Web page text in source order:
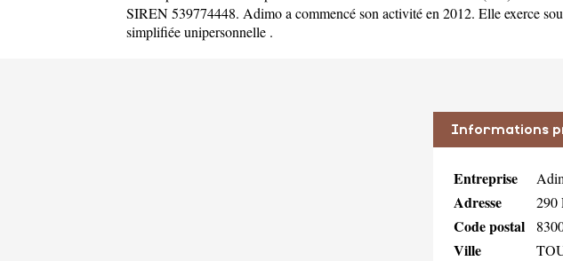
SIREN 539774448. Adimo a commencé son activité en 2012. Elle exerce
simplifiée unipersonnelle .
Informations
Entreprise
Adresse 290
Code postal
Ville